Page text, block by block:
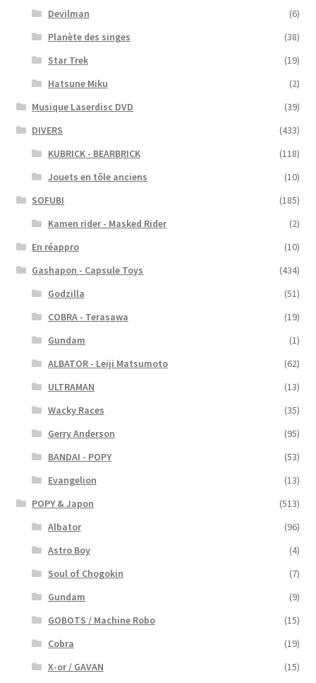
Devilman
(6)
Planète des singes
(38)
Star Trek
(19)
Hatsune Miku
(2)
Musique Laserdisc DVD
(39)
DIVERS
(433)
KUBRICK - BEARBRICK
(118)
Jouets en tôle anciens
(10)
SOFUBI
(185)
Kamen rider - Masked Rider
(2)
En réappro
(10)
Gashapon - Capsule Toys
(434)
Godzilla
(51)
COBRA - Terasawa
(19)
Gundam
(1)
ALBATOR - Leiji Matsumoto
(62)
ULTRAMAN
(13)
Wacky Races
(35)
Gerry Anderson
(95)
BANDAI - POPY
(53)
Evangelion
(13)
POPY & Japon
(513)
Albator
(96)
Astro Boy
(4)
Soul of Chogokin
(7)
Gundam
(9)
GOBOTS / Machine Robo
(15)
Cobra
(19)
X-or / GAVAN
(15)